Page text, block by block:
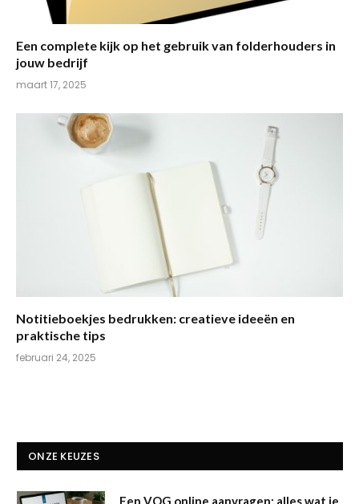
Een complete kijk op het gebruik van folderhouders in
jouw bedrijf
maart 17, 2025
Notitieboekjes bedrukken: creatieve ideeën en
praktische tips
februari 24, 2025
ONZE KEUZES
Een VOG online aanvragen: alles wat je